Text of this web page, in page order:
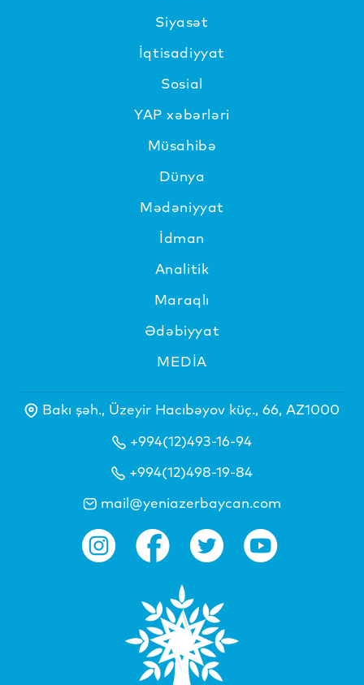
Siyasət
İqtisadiyyat
Sosial
YAP xəbərləri
Müsahibə
Dünya
Mədəniyyat
İdman
Analitik
Maraqlı
Ədəbiyyat
MEDİA
Bakı şəh., Üzeyir Hacıbəyov küç., 66, AZ1000
+994(12)493-16-94
+994(12)498-19-84
mail@yeniazerbaycan.com